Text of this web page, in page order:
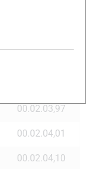
00.02.03,97
00.02.04,01
00.02.04,10